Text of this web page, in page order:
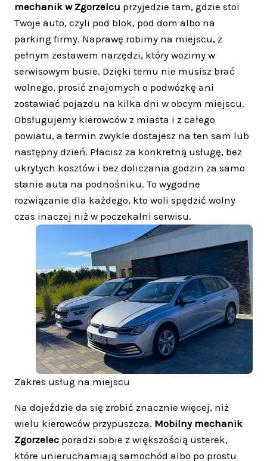
mechanik w Zgorzelcu przyjedzie tam, gdzie stoi
Twoje auto, czyli pod blok, pod dom albo na
parking firmy. Naprawę robimy na miejscu, z
pełnym zestawem narzędzi, który wozimy w
serwisowym busie. Dzięki temu nie musisz brać
wolnego, prosić znajomych o podwózkę ani
zostawiać pojazdu na kilka dni w obcym miejscu.
Obsługujemy kierowców z miasta i z całego
powiatu, a termin zwykle dostajesz na ten sam lub
następny dzień. Płacisz za konkretną usługę, bez
ukrytych kosztów i bez doliczania godzin za samo
stanie auta na podnośniku. To wygodne
rozwiązanie dla każdego, kto woli spędzić wolny
czas inaczej niż w poczekalni serwisu.
Zakres usług na miejscu
Na dojeździe da się zrobić znacznie więcej, niż
wielu kierowców przypuszcza. Mobilny mechanik
Zgorzelec poradzi sobie z większością usterek,
które unieruchamiają samochód albo po prostu